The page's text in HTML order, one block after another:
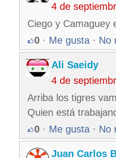
4 de
Ciego y Camaguey
0 · Me gusta · No
Ali Saeidy
4 de
Arriba los tigres
Quien está
0 · Me gusta · No
Juan Carlos